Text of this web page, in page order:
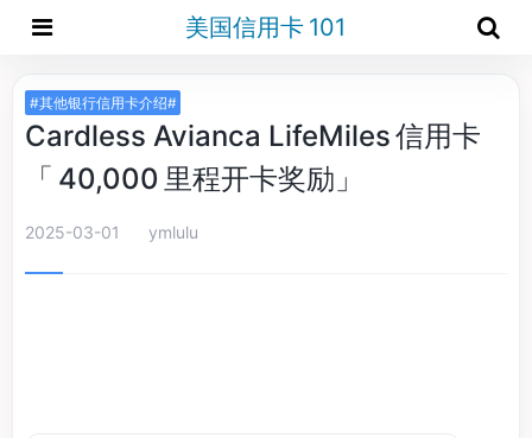
美国信用卡 101
#其他银行信用卡介绍#
Cardless Avianca LifeMiles 信用卡
「 40,000 里程开卡奖励」
2025-03-01 ymlulu